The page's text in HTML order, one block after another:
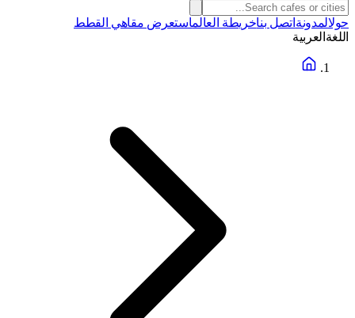
حولالمدونة اتصل بناخريطة العالماستعرض مقاهي القطط
اللغة العربية